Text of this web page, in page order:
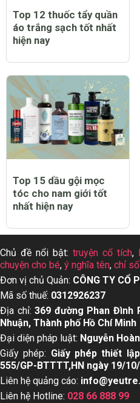
Top 12 thuốc tẩy quần
áo trắng sạch tốt nhất
hiện nay
Top 15 dầu gội mọc
tóc cho nam giới tốt
nhất hiện nay
Chủ đề nổi bật:truyện cổ tích,
chuyện cho bé, ý nghĩa tên, chỉ
Đơn vị chủ Quản: CÔNG TY CỔ
Mã số thuế: 0312926237
Địa chỉ:369 đường Phan Đình
Nhuận, Thành phố Hồ Chí Minh
Đại diện pháp luật: Nguyễn
Giấy phép: Giấy phép thiết
555/GP-BTTTT,HN ngày 19/
Liên hệ quảng cáo:
Liên hệ Hotline: 028 66 888 99